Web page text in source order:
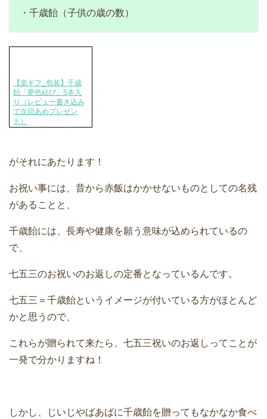
・千歳飴（子供の歳の数）
【楽ギフ_包装】千歳
飴「夢色結び」5本入
り（レビュー書き込み
で次回あめプレゼン
ト）
がそれにあたります！
お祝い事には、昔から赤飯はかかせないものとしての名残
があることと、
千歳飴には、長寿や健康を願う意味が込められているの
で、
七五三のお祝いのお返しの定番となっているんです。
七五三＝千歳飴というイメージが付いている方がほとんど
かと思うので、
これらが贈られて来たら、七五三祝いのお返しってことが
一発で分かりますね！
しかし、じいじやばあばに千歳飴を贈ってもなかなか食べ